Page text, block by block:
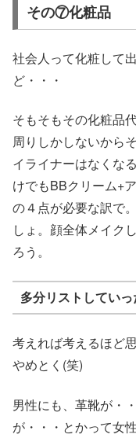
その⑦化粧品
社会人って化粧して
ど・・・
そもそもその化粧品
周りしかしないから
イライナーはなくな
けでもBBクリーム+
の４点が必要な訳で
しょ。顔全体メイク
ろう。
多分リストしてい
考えれば考えるほど
やめとく(笑)
男性にも、革靴が・
が・・・とかって女